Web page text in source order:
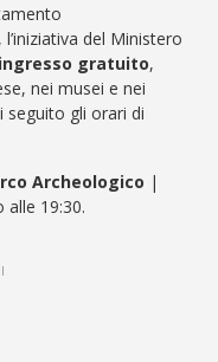
l’iniziativa del Ministero
ingresso gratuito,
nei musei e nei
seguito gli orari di
Archeologico |
alle 19:30.